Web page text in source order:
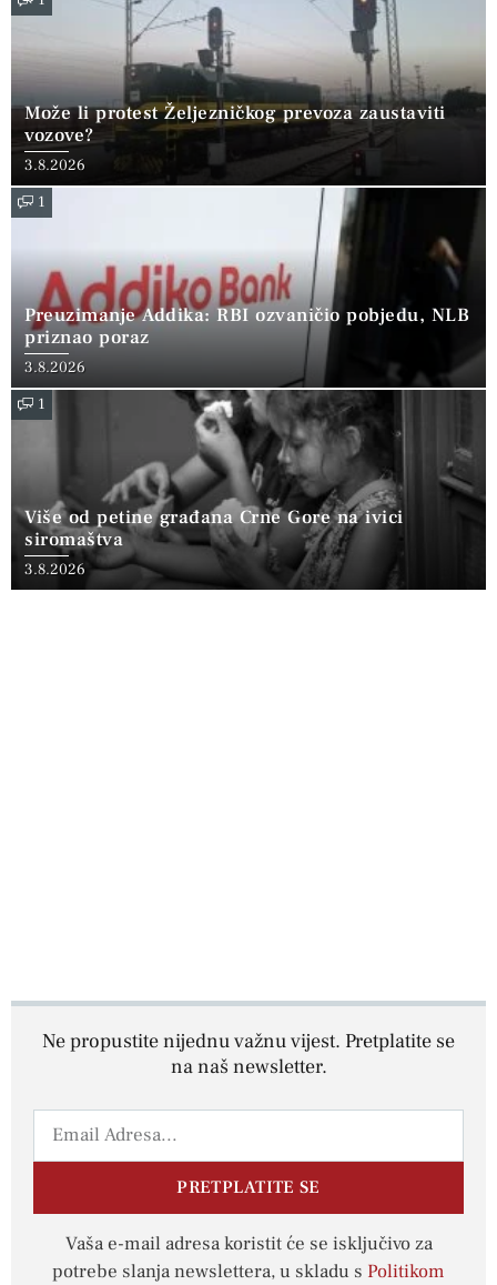
Može li protest Željezničkog prevoza zaustaviti
vozove?
3.8.2026
1
Preuzimanje Addika: RBI ozvaničio pobjedu, NLB
priznao poraz
3.8.2026
1
Više od petine građana Crne Gore na ivici
siromaštva
3.8.2026
Ne propustite nijednu važnu vijest. Pretplatite se
na naš newsletter.
PRETPLATITE SE
Vaša e-mail adresa koristit će se isključivo za
potrebe slanja newslettera, u skladu s Politikom